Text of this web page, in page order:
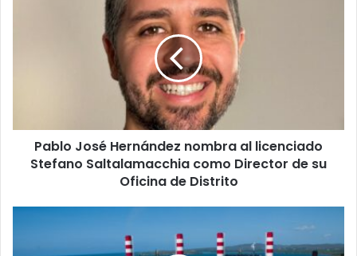
como
Director
de
Pablo José Hernández nombra al licenciado
Stefano Saltalamacchia como Director de su
Oficina de Distrito
Vicepresidente